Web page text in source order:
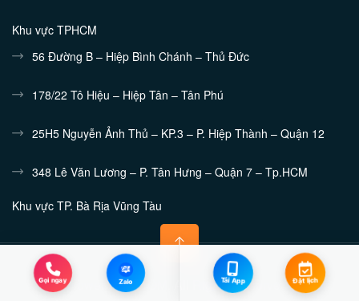
Gọi ngay
Zalo
Zalo Tải App Đặt lịch
Khu vực TPHCM
56 Đường B – Hiệp Bình Chánh – Thủ Đức
178/22 Tô Hiệu – Hiệp Tân – Tân Phú
25H5 Nguyễn Ảnh Thủ – KP.3 – P. Hiệp Thành – Quận 12
348 Lê Văn Lương – P. Tân Hưng – Quận 7 – Tp.HCM
Khu vực TP. Bà Rịa Vũng Tàu
132/10 Nguyễn Tri Phương - Phường 7 - TP.Vũng Tàu
Khu vực Bình Dương
448/15 Đường 30/4 Chánh Nghĩa – TDM – Bình Dương
Power by E-COM. All Rights Reserved.